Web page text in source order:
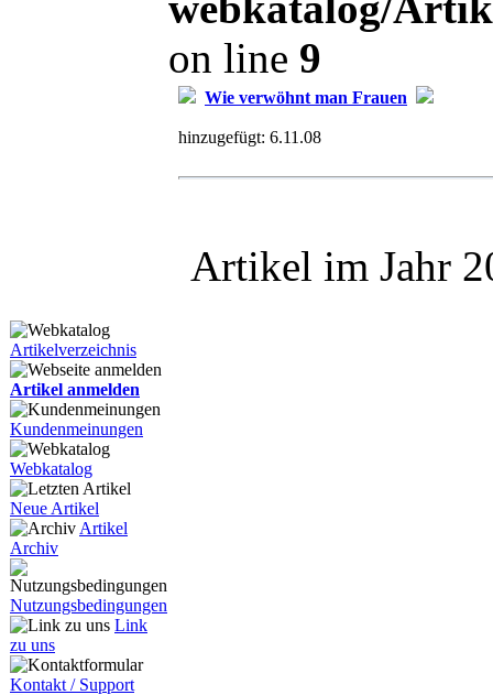
Artikelverzeichnis
Artikel anmelden
Kundenmeinungen
Webkatalog
Neue Artikel
Artikel
Archiv
Nutzungsbedingungen
Link
zu uns
Kontakt / Support
on line 9
Wie verwöhnt man Frauen
hinzugefügt: 6.11.08
Artikel im Jahr